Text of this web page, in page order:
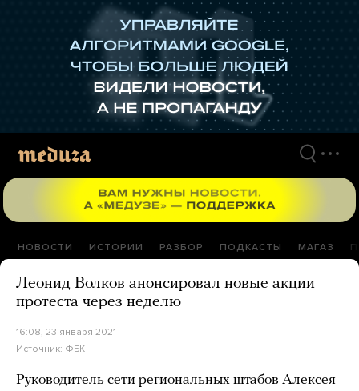
НОВОСТИ ИСТОРИИ РАЗБОР ПОДКАСТЫ МАГАЗ
Леонид Волков анонсировал новые акции
протеста через неделю
16:08, 23 января 2021
Источник: ФБК
Руководитель сети региональных штабов Алексея